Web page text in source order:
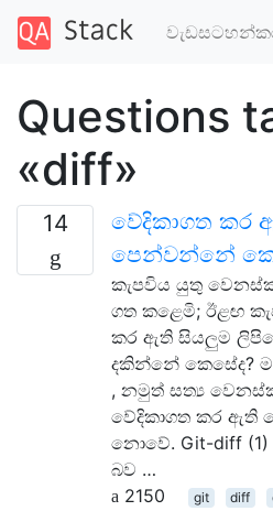
Questions
«diff»
14
වේදිකාගත කර
පෙන්වන්නේ
කැපවිය යුතු
ගත කළෙමි; ඊළඟ
කර ඇති සියලුම
දකින්නේ කෙසේද?
, නමුත් සත්‍ය
වේදිකාගත කර
නොවේ. Git-diff
බව …
2150
git diff